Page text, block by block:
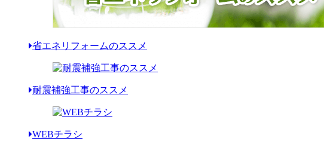
省エネリフォームのススメ
耐震補強工事のススメ
WEBチラシ